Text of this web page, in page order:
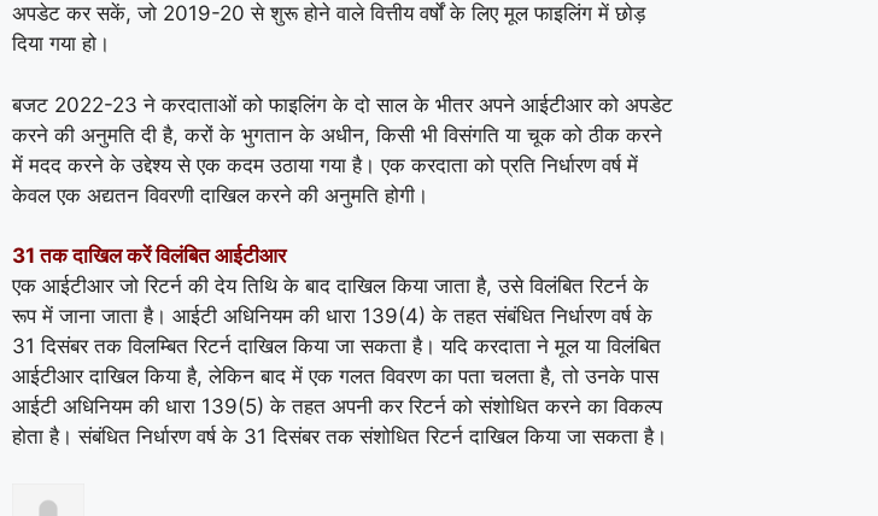
अपडेट कर सकें, जो 2019-20 से शुरू होने वाले वित्तीय वर्षों के लिए मूल फाइलिंग में छोड़
दिया गया हो।
बजट 2022-23 ने करदाताओं को फाइलिंग के दो साल के भीतर अपने आईटीआर को अपडेट
करने की अनुमति दी है, करों के भुगतान के अधीन, किसी भी विसंगति या चूक को ठीक करने
में मदद करने के उद्देश्य से एक कदम उठाया गया है। एक करदाता को प्रति निर्धारण वर्ष में
केवल एक अद्यतन विवरणी दाखिल करने की अनुमति होगी।
31 तक दाखिल करें विलंबित आईटीआर
एक आईटीआर जो रिटर्न की देय तिथि के बाद दाखिल किया जाता है, उसे विलंबित रिटर्न के
रूप में जाना जाता है। आईटी अधिनियम की धारा 139(4) के तहत संबंधित निर्धारण वर्ष के
31 दिसंबर तक विलम्बित रिटर्न दाखिल किया जा सकता है। यदि करदाता ने मूल या विलंबित
आईटीआर दाखिल किया है, लेकिन बाद में एक गलत विवरण का पता चलता है, तो उनके पास
आईटी अधिनियम की धारा 139(5) के तहत अपनी कर रिटर्न को संशोधित करने का विकल्प
होता है। संबंधित निर्धारण वर्ष के 31 दिसंबर तक संशोधित रिटर्न दाखिल किया जा सकता है।